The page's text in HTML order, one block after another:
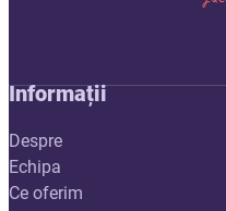
Informații
Despre
Echipa
Ce oferim